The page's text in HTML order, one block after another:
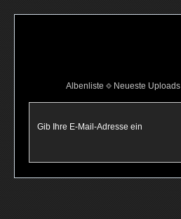
Albenliste
Neueste Uploads
Gib Ihre E-Mail-Adresse ein